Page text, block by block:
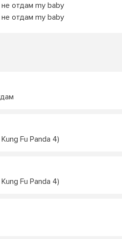
отдам my baby
отдам my baby
Fu Panda 4)
Fu Panda 4)